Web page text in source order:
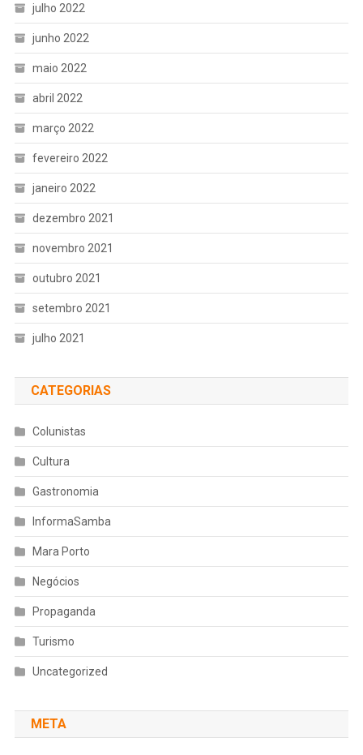
julho 2022
junho 2022
maio 2022
abril 2022
março 2022
fevereiro 2022
janeiro 2022
dezembro 2021
novembro 2021
outubro 2021
setembro 2021
julho 2021
CATEGORIAS
Colunistas
Cultura
Gastronomia
InformaSamba
Mara Porto
Negócios
Propaganda
Turismo
Uncategorized
META